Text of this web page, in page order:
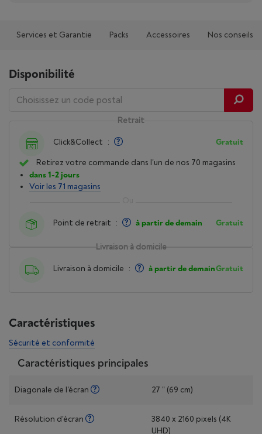
Services et Garantie Packs Accessoires Nos conseils
Disponibilité
Livraison à domicile
Livraison à domicile : à partir de demainGratuit
Retrait
Click&Collect : Gratuit
Retirez votre commande dans l'un de nos 70 magasins
dans 1-2 jours
Voir les 71 magasins
Point de retrait : à partir de demain Gratuit
Caractéristiques
Sécurité et conformité
Caractéristiques principales
Diagonale de l'écran 27 " (69 cm)
Résolution d'écran
3840 x 2160 pixels (4K
UHD)